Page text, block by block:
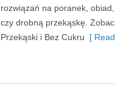
rozwiązań na poranek,
czy drobną przekąskę.
Przekąski i Bez Cukru [